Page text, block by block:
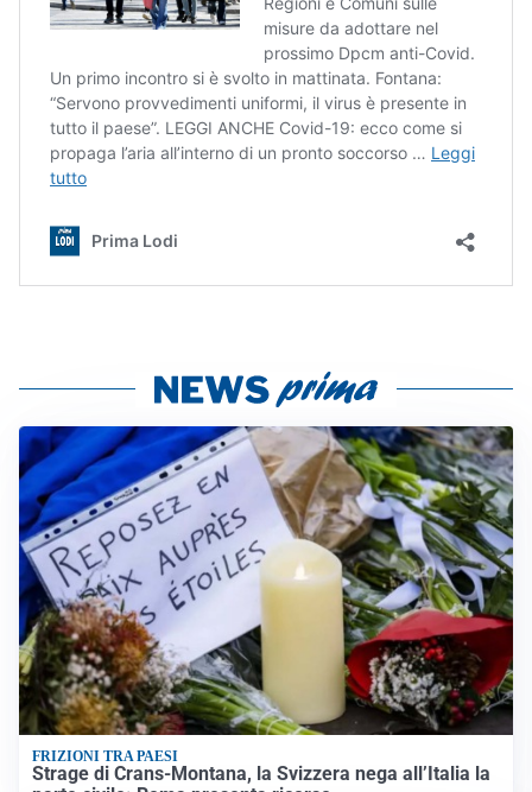
FRIZIONI TRA PAESI
Strage di Crans-Montana, la Svizzera nega all’Italia la